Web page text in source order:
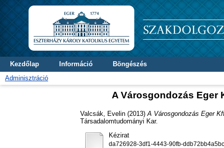
Kezdőlap Információ
Böngészés
Adminisztráció
A Városgondozás Eger
Valcsák, Evelin (2013) A Városgondozás Eger
Társadalomtudományi Kar.
Kézirat
da726928-3df1-4443-90fb-